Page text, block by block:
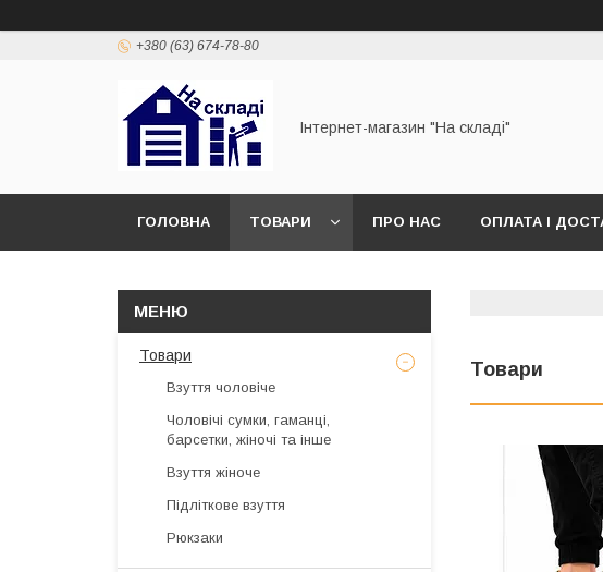
+380 (63) 674-78-80
Інтернет-магазин "На складі"
ГОЛОВНА ТОВАРИ ПРО НАС ОПЛАТА І
Товари
Товари
Взуття чоловіче
Чоловічі сумки, гаманці,
барсетки, жіночі та інше
Взуття жіноче
Підліткове взуття
Рюкзаки